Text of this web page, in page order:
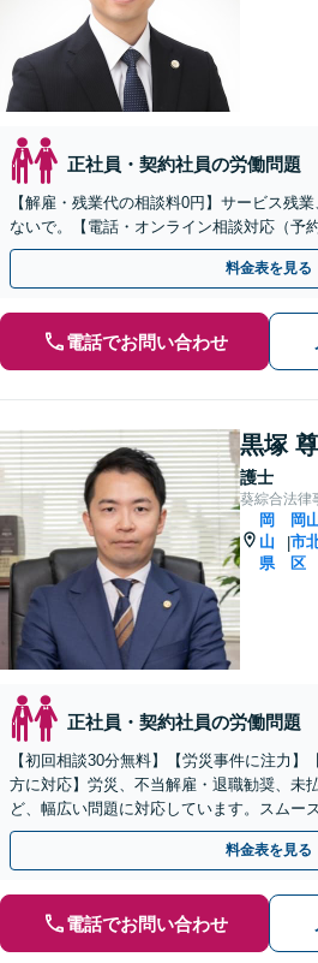
正社員・契約社員の労働問題
【解雇・残業代の相談料0円】サービス残
ないで。【電話・オンライン相談対応（予約
料金表を見る
電話でお問い合わせ
黒塚
護士
葵綜合法律
岡
山
県
|
岡
市
区
正社員・契約社員の労働問題
【初回相談30分無料】【労災事件に注力】
方に対応】労災、不当解雇・退職勧奨、未
ど、幅広い問題に対応しています。スムー
ご相談ください。あなたに寄り添い誠心誠
料金表を見る
電話でお問い合わせ